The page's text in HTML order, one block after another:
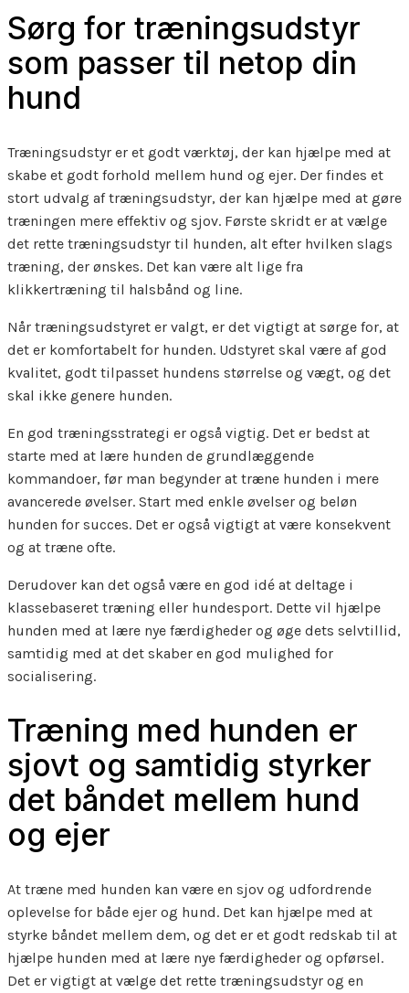
Sørg for træningsudstyr
som passer til netop din
hund
Træningsudstyr er et godt værktøj, der kan hjælpe med at
skabe et godt forhold mellem hund og ejer. Der findes et
stort udvalg af træningsudstyr, der kan hjælpe med at gøre
træningen mere effektiv og sjov. Første skridt er at vælge
det rette træningsudstyr til hunden, alt efter hvilken slags
træning, der ønskes. Det kan være alt lige fra
klikkertræning til halsbånd og line.
Når træningsudstyret er valgt, er det vigtigt at sørge for, at
det er komfortabelt for hunden. Udstyret skal være af god
kvalitet, godt tilpasset hundens størrelse og vægt, og det
skal ikke genere hunden.
En god træningsstrategi er også vigtig. Det er bedst at
starte med at lære hunden de grundlæggende
kommandoer, før man begynder at træne hunden i mere
avancerede øvelser. Start med enkle øvelser og beløn
hunden for succes. Det er også vigtigt at være konsekvent
og at træne ofte.
Derudover kan det også være en god idé at deltage i
klassebaseret træning eller hundesport. Dette vil hjælpe
hunden med at lære nye færdigheder og øge dets selvtillid,
samtidig med at det skaber en god mulighed for
socialisering.
Træning med hunden er
sjovt og samtidig styrker
det båndet mellem hund
og ejer
At træne med hunden kan være en sjov og udfordrende
oplevelse for både ejer og hund. Det kan hjælpe med at
styrke båndet mellem dem, og det er et godt redskab til at
hjælpe hunden med at lære nye færdigheder og opførsel.
Det er vigtigt at vælge det rette træningsudstyr og en